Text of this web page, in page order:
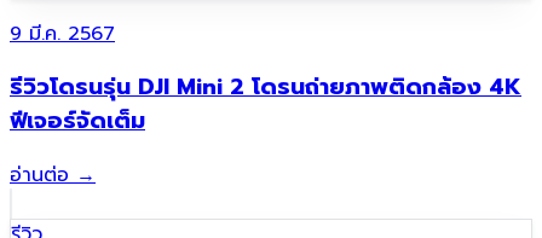
9 มี.ค. 2567
รีวิวโดรนรุ่น DJI Mini 2 โดรนถ่ายภาพติดกล้อง 4K
ฟีเจอร์จัดเต็ม
อ่านต่อ→